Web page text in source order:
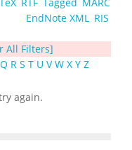
EndNote XML
RIS
All Filters]
Q R S T U V W X Y Z
again.